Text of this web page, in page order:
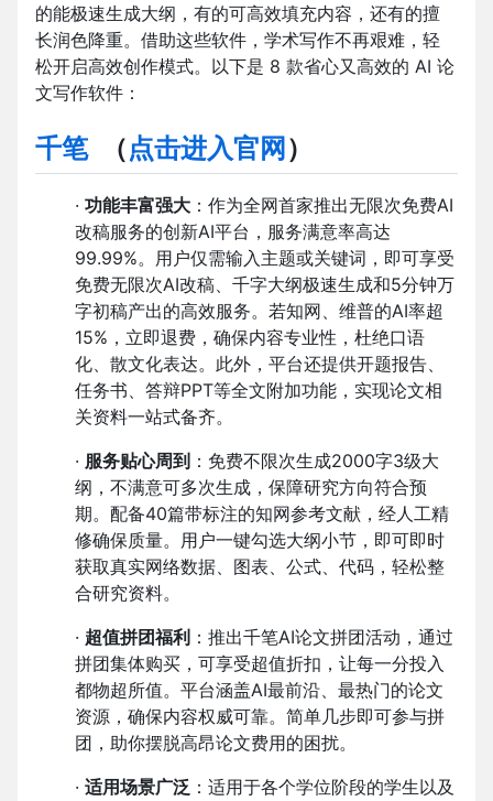
的能极速生成大纲，有的可高效填充内容，还有的擅
长润色降重。借助这些软件，学术写作不再艰难，轻
松开启高效创作模式。以下是 8 款省心又高效的 AI 论
文写作软件：
千笔（点击进入官网 ）
· 功能丰富强大 ：作为全网首家推出无限次免费AI
改稿服务的创新AI平台，服务满意率高达
99.99%。用户仅需输入主题或关键词，即可享受
免费无限次AI改稿、千字大纲极速生成和5分钟万
字初稿产出的高效服务。若知网、维普的AI率超
15%，立即退费，确保内容专业性，杜绝口语
化、散文化表达。此外，平台还提供开题报告、
任务书、答辩PPT等全文附加功能，实现论文相
关资料一站式备齐。
· 服务贴心周到 ：免费不限次生成2000字3级大
纲，不满意可多次生成，保障研究方向符合预
期。配备40篇带标注的知网参考文献，经人工精
修确保质量。用户一键勾选大纲小节，即可即时
获取真实网络数据、图表、公式、代码，轻松整
合研究资料。
· 超值拼团福利 ：推出千笔AI论文拼团活动，通过
拼团集体购买，可享受超值折扣，让每一分投入
都物超所值。平台涵盖AI最前沿、最热门的论文
资源，确保内容权威可靠。简单几步即可参与拼
团，助你摆脱高昂论文费用的困扰。
· 适用场景广泛 ：适用于各个学位阶段的学生以及